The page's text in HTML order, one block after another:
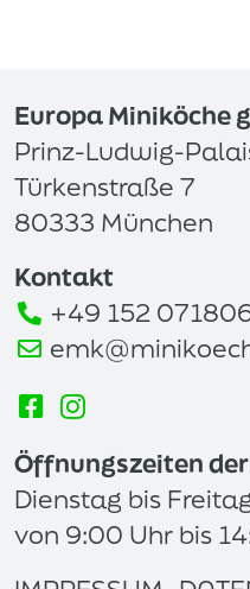
Europa Miniköche
Prinz-Ludwig-
Türkenstraße 7
80333 München
Kontakt
+49 152
Öffnungszeiten
Dienstag bis
von 9:00 Uhr bis